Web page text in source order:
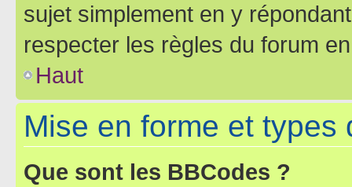
sujet simplement en y
respecter les règles du forum
Haut
Mise en forme et types
Que sont les BBCodes ?